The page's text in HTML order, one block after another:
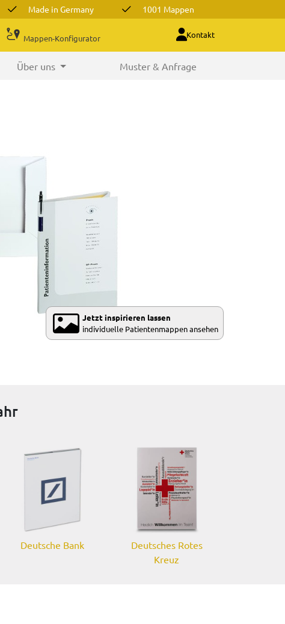
Made in Germany 1001 Mappen
Mappen-Konfigurator Kontakt
Über uns Muster & Anfrage
Jetzt inspirieren lassen
individuelle Patientenmappen ansehen
Deutsche Bank
Deutsches Rotes
Kreuz